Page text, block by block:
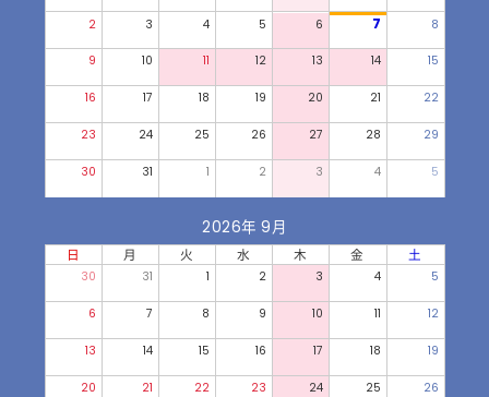
2 3 4 5 6 7 8
9 10 11 12 13 14 15
16 17 18 19 20 21 22
23 24 25 26 27 28 29
30 31 1 2 3 4 5
2026年 9月
日 月 火 水 木 金 土
30 31 1 2 3 4 5
6 7 8 9 10 11 12
13 14 15 16 17 18 19
20 21 22 23 24 25 26